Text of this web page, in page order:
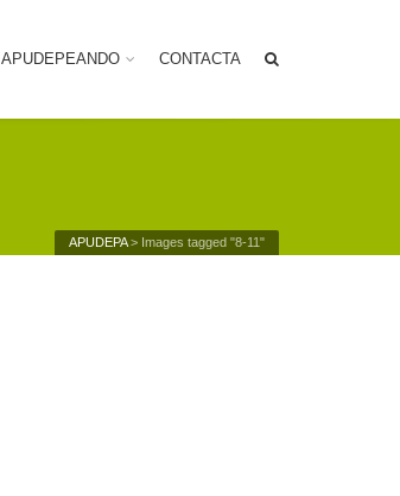
APUDEPEANDO CONTACTA
APUDEPA> Images tagged "8-11"